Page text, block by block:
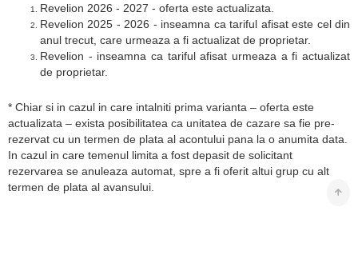
Revelion 2026 - 2027 - oferta este actualizata.
Revelion 2025 - 2026 - inseamna ca tariful afisat este cel din
anul trecut, care urmeaza a fi actualizat de proprietar.
Revelion - inseamna ca tariful afisat urmeaza a fi actualizat
de proprietar.
* Chiar si in cazul in care intalniti prima varianta – oferta este
actualizata – exista posibilitatea ca unitatea de cazare sa fie pre-
rezervat cu un termen de plata al acontului pana la o anumita data.
In cazul in care temenul limita a fost depasit de solicitant
rezervarea se anuleaza automat, spre a fi oferit altui grup cu alt
termen de plata al avansului.